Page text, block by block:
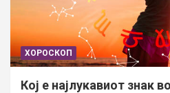
ХОРОСКОП
Кој е најлукавиот знак